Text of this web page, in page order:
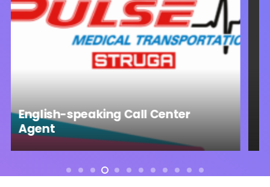
Center
Доставувач на